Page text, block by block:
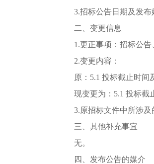
3.招标公告日期及发布
二、变更信息
1.更正事项：招标公
2.变更内容：
原： 5.1 投标截止时间
现变更为： 5.1 投标截
3.原招标文件中所涉及
三、其他补充事宜
无。
四、发布公告的媒介